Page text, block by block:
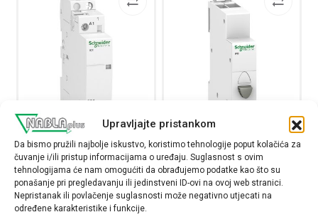
Upravljajte pristankom
Da bismo pružili najbolje iskustvo, koristimo tehnologije poput kolačića za
čuvanje i/ili pristup informacijama o uređaju. Suglasnost s ovim
tehnologijama će nam omogućiti da obrađujemo podatke kao što su
ponašanje pri pregledavanju ili jedinstveni ID-ovi na ovoj web stranici.
Nepristanak ili povlačenje suglasnosti može negativno utjecati na
određene karakteristike i funkcije.
Sklopnik instalacijski iCT25A,
1P, 25A, 1NO, 230…240V AC
A9C20731
24,92€
Tipkalo Acti9 iPB, 1NO kontakt,
sivo, montaža na DIN šinu
A9E18032
9,27€